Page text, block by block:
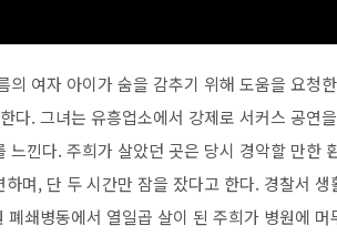
여자 아이가 숨을 감추기 위해 도움을 요청
다. 그녀는 유흥업소에서 강제로 서커스 공연
낀다. 주희가 살았던 곳은 당시 경악할 만한
며, 단 두 시간만 잠을 잤다고 한다. 경찰서 생
쇄병동에서 열일곱 살이 된 주희가 병원에 머